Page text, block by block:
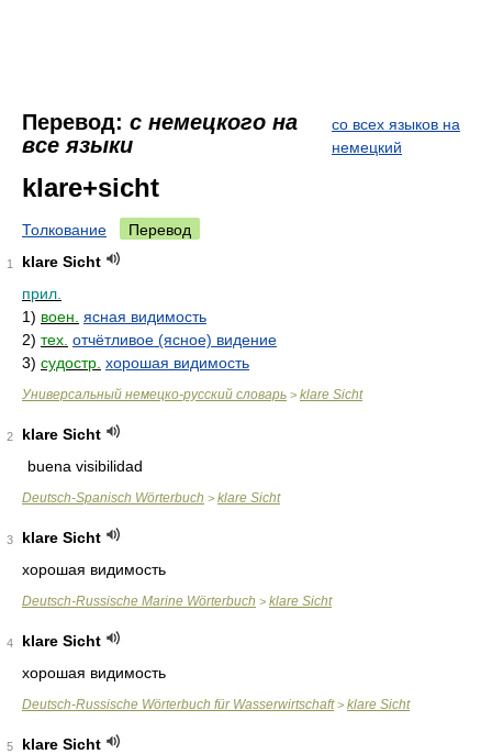
Перевод: с немецкого на
все языки
со всех языков на
немецкий
klare+sicht
Толкование Перевод
1
klare Sicht
прил.
1) воен. ясная видимость
2) тех. отчётливое (ясное) видение
3) судостр. хорошая видимость
Универсальный немецко-русский словарь > klare Sicht
2
klare Sicht
buena visibilidad
Deutsch-Spanisch Wörterbuch > klare Sicht
3
klare Sicht
хорошая видимость
Deutsch-Russische Marine Wörterbuch > klare Sicht
4
klare Sicht
хорошая видимость
Deutsch-Russische Wörterbuch für Wasserwirtschaft> klare Sicht
5
klare Sicht